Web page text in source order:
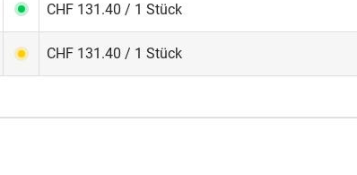
CHF 131.40 / 1 Stück
CHF 131.40 / 1 Stück